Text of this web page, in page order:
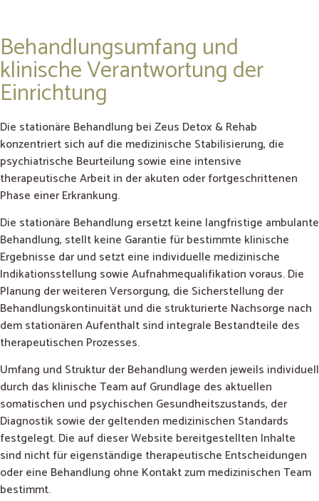
Behandlungsumfang und
klinische Verantwortung der
Einrichtung
Die stationäre Behandlung bei Zeus Detox & Rehab
konzentriert sich auf die medizinische Stabilisierung, die
psychiatrische Beurteilung sowie eine intensive
therapeutische Arbeit in der akuten oder fortgeschrittenen
Phase einer Erkrankung.
Die stationäre Behandlung ersetzt keine langfristige ambulante
Behandlung, stellt keine Garantie für bestimmte klinische
Ergebnisse dar und setzt eine individuelle medizinische
Indikationsstellung sowie Aufnahmequalifikation voraus. Die
Planung der weiteren Versorgung, die Sicherstellung der
Behandlungskontinuität und die strukturierte Nachsorge nach
dem stationären Aufenthalt sind integrale Bestandteile des
therapeutischen Prozesses.
Umfang und Struktur der Behandlung werden jeweils individuell
durch das klinische Team auf Grundlage des aktuellen
somatischen und psychischen Gesundheitszustands, der
Diagnostik sowie der geltenden medizinischen Standards
festgelegt. Die auf dieser Website bereitgestellten Inhalte
sind nicht für eigenständige therapeutische Entscheidungen
oder eine Behandlung ohne Kontakt zum medizinischen Team
bestimmt.